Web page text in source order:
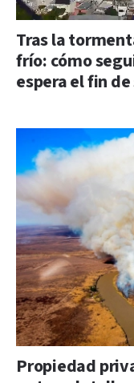
Tras la
frío: cómo
espera el fin
Propiedad